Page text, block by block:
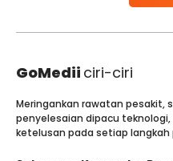
GoMedii ciri-ciri
Meringankan rawatan pesakit,
penyelesaian dipacu
ketelusan pada setiap langkah